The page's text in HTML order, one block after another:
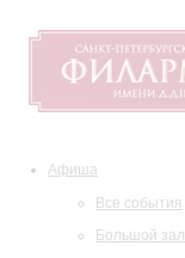
Афиша
Все события
Большой зал